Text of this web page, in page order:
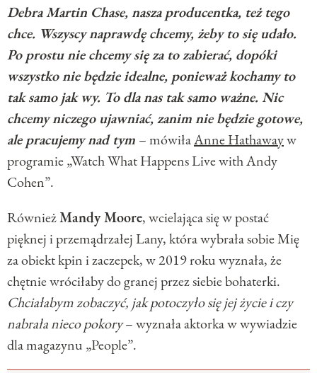
Debra Martin Chase, nasza producentka, też tego
chce. Wszyscy naprawdę chcemy, żeby to się udało.
Po prostu nie chcemy się za to zabierać, dopóki
wszystko nie będzie idealne, ponieważ kochamy to
tak samo jak wy. To dla nas tak samo ważne. Nic
chcemy niczego ujawniać, zanim nie będzie gotowe,
ale pracujemy nad tym – mówiłaAnne Hathawayw
programie„Watch What Happens Live with Andy
Cohen”.
RównieżMandy Moore, wcielająca się w postać
pięknej i przemądrzałej Lany, która wybrała sobie Mię
za obiekt kpin i zaczepek, w 2019 roku wyznała, że
chętnie wróciłaby do granej przez siebie bohaterki.
Chciałabym zobaczyć, jak potoczyło się jej życie i czy
nabrała nieco pokory– wyznała aktorka w wywiadzie
dla magazynu „People”.